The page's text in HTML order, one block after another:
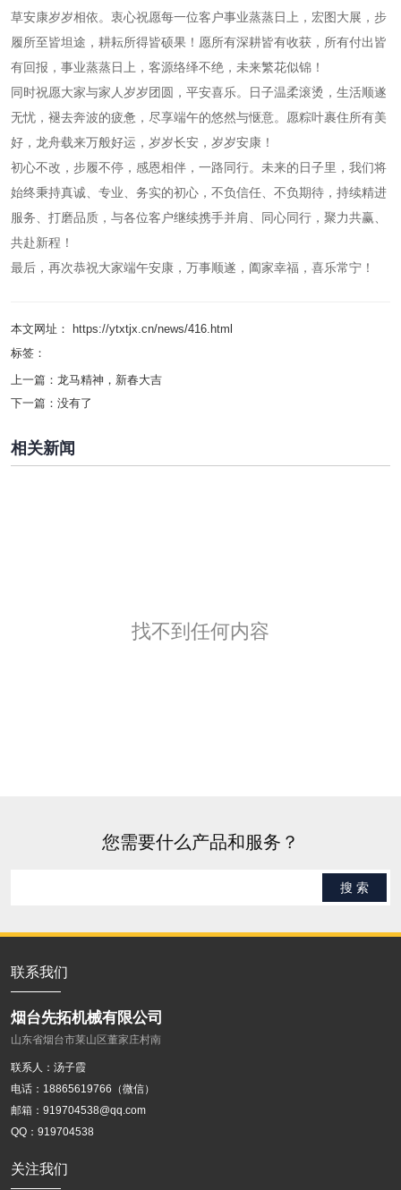
草安康岁岁相依。衷心祝愿每一位客户事业蒸蒸日上，宏图大展，步
履所至皆坦途，耕耘所得皆硕果！愿所有深耕皆有收获，所有付出皆
有回报，事业蒸蒸日上，客源络绎不绝，未来繁花似锦！
同时祝愿大家与家人岁岁团圆，平安喜乐。日子温柔滚烫，生活顺遂
无忧，褪去奔波的疲惫，尽享端午的悠然与惬意。愿粽叶裹住所有美
好，龙舟载来万般好运，岁岁长安，岁岁安康！
初心不改，步履不停，感恩相伴，一路同行。未来的日子里，我们将
始终秉持真诚、专业、务实的初心，不负信任、不负期待，持续精进
服务、打磨品质，与各位客户继续携手并肩、同心同行，聚力共赢、
共赴新程！
最后，再次恭祝大家端午安康，万事顺遂，阖家幸福，喜乐常宁！
本文网址： https://ytxtjx.cn/news/416.html
标签：
上一篇： 龙马精神，新春大吉
下一篇： 没有了
相关新闻
找不到任何内容
您需要什么产品和服务？
搜 索
联系我们
烟台先拓机械有限公司
山东省烟台市莱山区董家庄村南
联系人：汤子霞
电话：18865619766（微信）
邮箱： 919704538@qq.com
QQ：919704538
关注我们